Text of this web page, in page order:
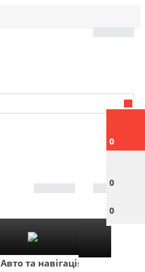
0
0
0
Авто та навігація